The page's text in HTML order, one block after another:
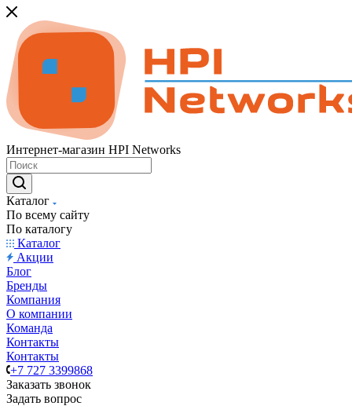
Интернет-магазин HPI Networks
Каталог
По всему сайту
По каталогу
Каталог
Акции
Блог
Бренды
Компания
О компании
Команда
Контакты
Контакты
+7 727 3399868
Заказать звонок
Задать вопрос